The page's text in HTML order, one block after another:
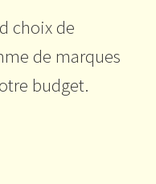
choix de
de marques
budget.